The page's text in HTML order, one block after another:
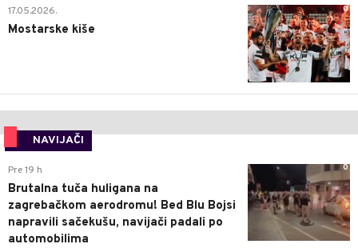
0
17.05.2026.
Mostarske kiše
NAVIJAČI
0
Pre 19 h
Brutalna tuča huligana na
zagrebačkom aerodromu! Bed Blu Bojsi
napravili sačekušu, navijači padali po
automobilima